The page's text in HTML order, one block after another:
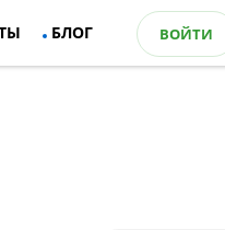
ВОЙТИ
БЛОГ